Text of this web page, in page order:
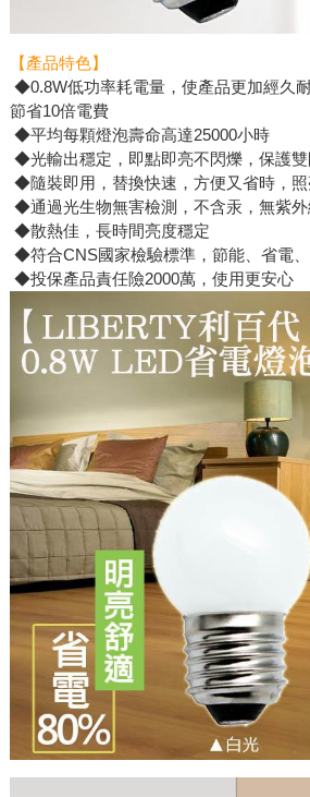
【產品特色】
◆0.8W低功率耗電量，使產品更加經久
節省10倍電費
◆平均每顆燈泡壽命高達25000小時
◆光輸出穩定，即點即亮不閃爍，保護
◆隨裝即用，替換快速，方便又省時，照
◆通過光生物無害檢測，不含汞，無紫外
◆散熱佳，長時間亮度穩定
◆符合CNS國家檢驗標準，節能、省電
◆投保產品責任險2000萬，使用更安心